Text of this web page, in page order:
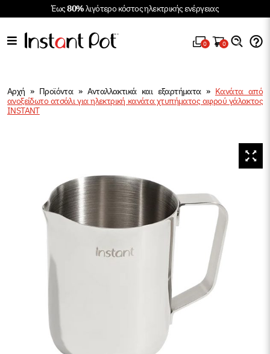
Έως80%λιγότερο κόστος ηλεκτρικής ενέργειας
0 0
Αρχή » Προϊόντα» Ανταλλακτικά και εξαρτήματα» Κανάτα από
ανοξείδωτο ατσάλι για ηλεκτρική κανάτα χτυπήματος αφρού γάλακτος
INSTANT